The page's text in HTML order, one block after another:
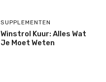
SUPPLEMENTEN
Winstrol Kuur: Alles Wat
Je Moet Weten